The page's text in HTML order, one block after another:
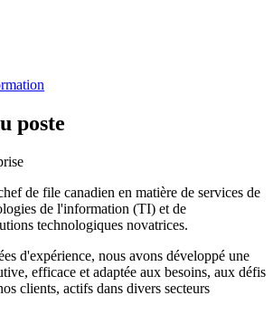
poste
de file canadien en matière de services de
de l'information (TI) et de
technologiques novatrices.
d'expérience, nous avons développé une
efficace et adaptée aux besoins, aux défis
clients, actifs dans divers secteurs